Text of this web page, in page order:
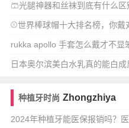
🩳光腿神器和丝袜到底有什么区
⚾世界棒球帽十大排名榜，你
rukka apollo 手套怎么戴才不显
日本奥尔滨美白水乳真的能白
种植牙时尚 Zhongzhiya
2024年种植牙能医保报销吗？医